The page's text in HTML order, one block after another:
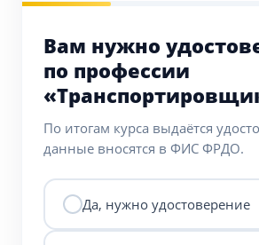
Вам нужно
по профессии
По итогам курса выдаётся
данные вносятся в ФИС ФРДО.
Да, нужно удостоверение